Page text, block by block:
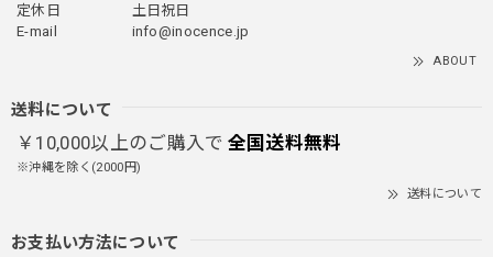
ブラック/L
2025/12/24
首しまる！ってなるから全部は閉めずに使うかも。 チャッ
2025/11/28
定休日
土日祝日
E-mail
info@inocence.jp
ABOUT
送料について
￥10,000以上のご購入で 全国送料無料
※沖縄を除く(2000円)
送料について
お支払い方法について